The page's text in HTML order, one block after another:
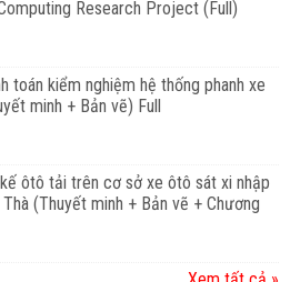
Research Project (Full)
toán kiểm nghiệm hệ thống phanh xe
minh + Bản vẽ) Full
ôtô tải trên cơ sở xe ôtô sát xi nhập
(Thuyết minh + Bản vẽ + Chương